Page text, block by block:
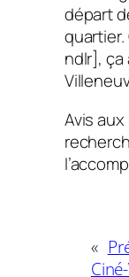
départ
ndlr], ça
Avis
«